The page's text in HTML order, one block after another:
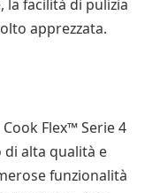
facilità di pulizia
apprezzata.
Flex™ Serie 4
di alta qualità e
funzionalità